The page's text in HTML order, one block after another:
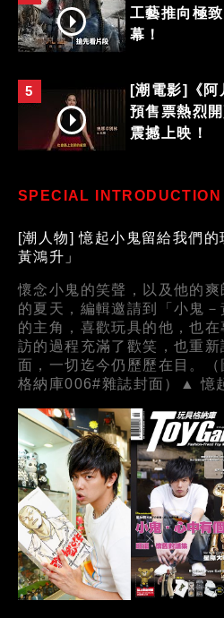
工藝推向極
幕！
5
[潮電影]《阿
預售票熱烈
震撼上映！
SPECIAL INTRODUCTION
[潮人物] 憶起小鬼留給我們的
黃鴻升」
懷念小鬼的笑聲，以及他的
的夏天，編輯邀請到「小鬼
的主角，喜歡玩具的他，也
訪的過程充滿了歡笑，也重
面，一切迄今仍歷歷在目。
格納庫006#雜誌封面）▲ 憶